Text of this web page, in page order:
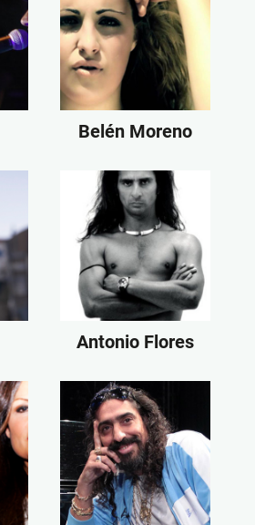
Belén Moreno
Antonio Flores